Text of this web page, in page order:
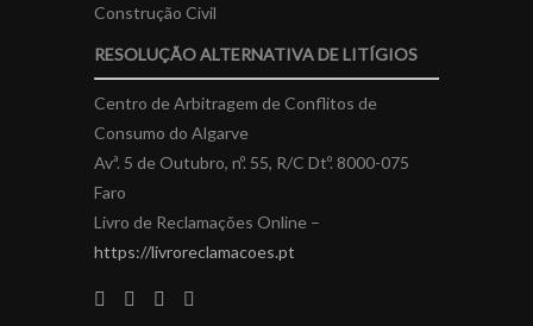
Construção Civil
RESOLUÇÃO ALTERNATIVA DE LITÍGIOS
Centro de Arbitragem de Conflitos de
Consumo do Algarve
Avª. 5 de Outubro, nº. 55, R/C Dtº. 8000-075
Faro
Livro de Reclamações Online –
https://livroreclamacoes.pt